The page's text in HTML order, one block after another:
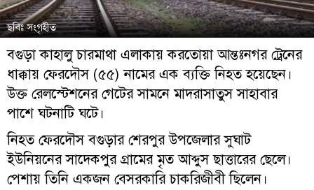
ছবিঃ সংগৃহীত
বগুড়া কাহালু চারমাথা এলাকায় করতোয়া আন্তঃনগর ট্রেনের
ধাক্কায় ফেরদৌস (৫৫) নামের এক ব্যক্তি নিহত হয়েছেন।
উক্ত রেলস্টেশনের গেটের সামনে মাদরাসাতুস সাহাবার
পাশে ঘটনাটি ঘটে।
নিহত ফেরদৌস বগুড়ার শেরপুর উপজেলার সুঘাট
ইউনিয়নের সাদেকপুর গ্রামের মৃত আব্দুস ছাত্তারের ছেলে।
পেশায় তিনি একজন বেসরকারি চাকরিজীবী ছিলেন।